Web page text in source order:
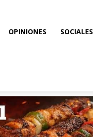
OPINIONES SOCIALES